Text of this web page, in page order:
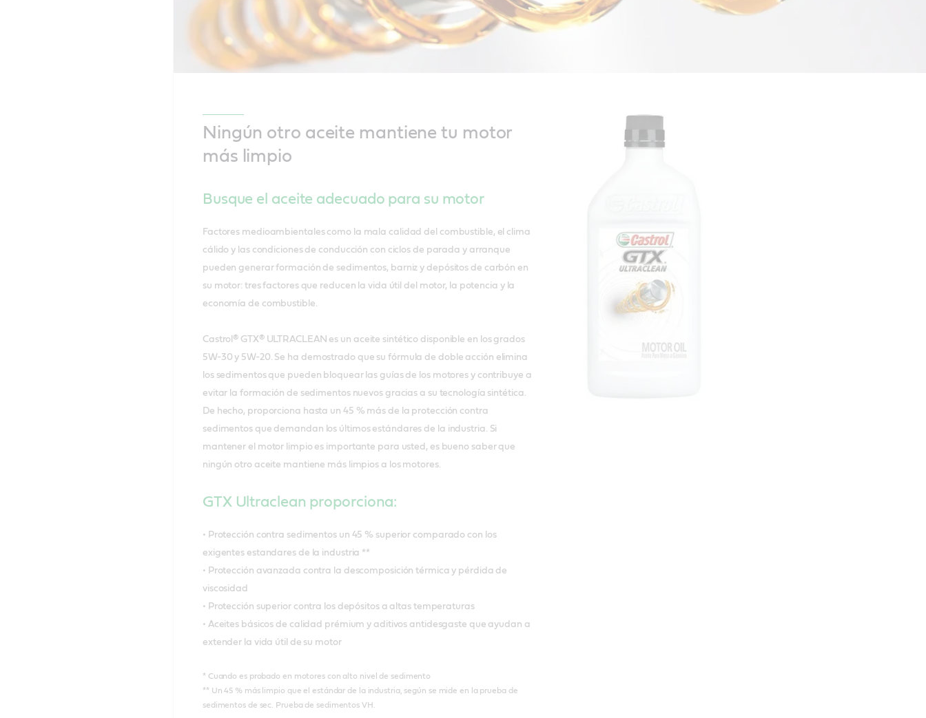
Ningún otro aceite mantiene tu motor
más limpio
Busque el aceite adecuado para su motor
Factores medioambientales como la mala calidad del combustible, el clima
cálido y las condiciones de conducción con ciclos de parada y arranque
pueden generar formación de sedimentos, barniz y depósitos de carbón en
su motor: tres factores que reducen la vida útil del motor, la potencia y la
economía de combustible.
Castrol® GTX® ULTRACLEAN es un aceite sintético disponible en los grados
5W-30 y 5W-20. Se ha demostrado que su fórmula de doble acción elimina
los sedimentos que pueden bloquear las guías de los motores y contribuye a
evitar la formación de sedimentos nuevos gracias a su tecnología sintética.
De hecho, proporciona hasta un 45 % más de la protección contra
sedimentos que demandan los últimos estándares de la industria. Si
mantener el motor limpio es importante para usted, es bueno saber que
ningún otro aceite mantiene más limpios a los motores.
GTX Ultraclean proporciona:
• Protección contra sedimentos un 45 % superior comparado con los
exigentes estandares de la industria **
• Protección avanzada contra la descomposición térmica y pérdida de
viscosidad
• Protección superior contra los depósitos a altas temperaturas
• Aceites básicos de calidad prémium y aditivos antidesgaste que ayudan a
extender la vida útil de su motor
* Cuando es probado en motores con alto nivel de sedimento
** Un 45 % más limpio que el estándar de la industria, según se mide en la prueba de
sedimentos de sec. Prueba de sedimentos VH.